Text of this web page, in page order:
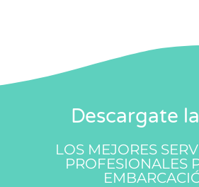
Descargate
LOS MEJORES
PROFESIONALES